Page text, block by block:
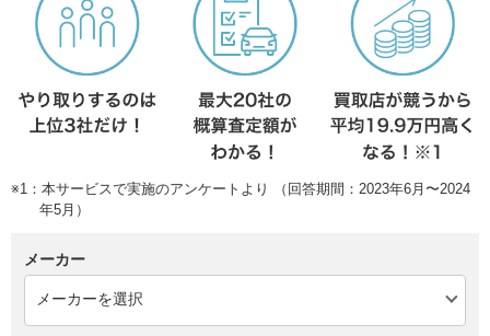
※1：本サービスで実施のアンケートより （回答期間：2023年6月〜2024
年5月）
メーカー